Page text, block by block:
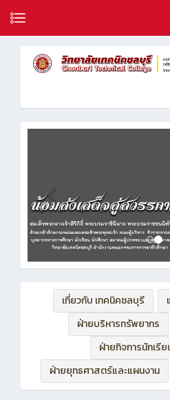
เกี่ยวกับ เทคนิคชลบุรี
ฝ่ายบริหารทรัพยากร
ฝ่ายกิจการนักเรี
ฝ่ายยุทธศาสตร์และแผนงาน